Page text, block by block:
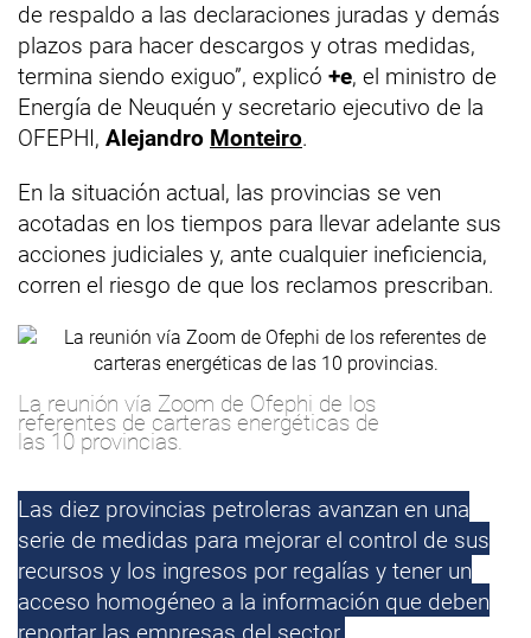
de respaldo a las declaraciones juradas y demás
plazos para hacer descargos y otras medidas,
termina siendo exiguo”, explicó +e, el ministro de
Energía de Neuquén y secretario ejecutivo de la
OFEPHI, Alejandro Monteiro.
En la situación actual, las provincias se ven
acotadas en los tiempos para llevar adelante sus
acciones judiciales y, ante cualquier ineficiencia,
corren el riesgo de que los reclamos prescriban.
La reunión vía Zoom de Ofephi de los
referentes de carteras energéticas de
las 10 provincias.
Las diez provincias petroleras avanzan en una
serie de medidas para mejorar el control de sus
recursos y los ingresos por regalías y tener un
acceso homogéneo a la información que deben
reportar las empresas del sector.